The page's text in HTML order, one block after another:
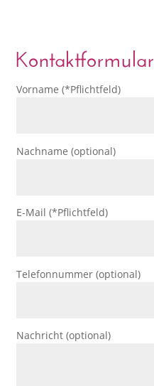
Kontaktformular
Vorname (*Pflichtfeld)
Nachname (optional)
E-Mail (*Pflichtfeld)
Telefonnummer (optional)
Nachricht (optional)